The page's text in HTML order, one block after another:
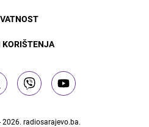
KORIŠTENJA
2026. radiosarajevo.ba.